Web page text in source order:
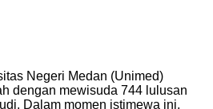
Negeri Medan (Unimed)
dengan mewisuda 744 lulusan
Dalam momen istimewa ini,